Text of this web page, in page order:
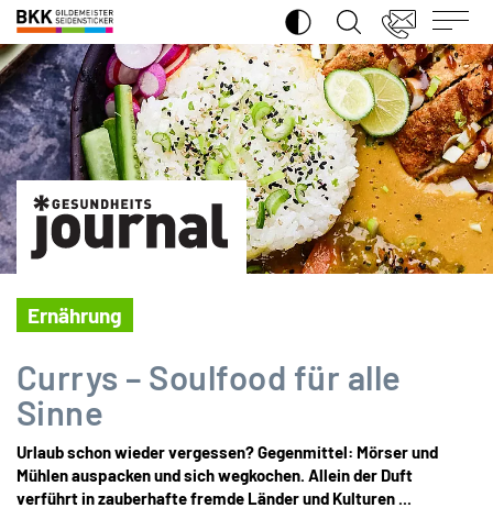
BKK
Gildemeister
Seidensticker
SUCHE ÖFFNEN
Ernährung
Currys – Soulfood für alle
Sinne
Urlaub schon wieder vergessen? Gegenmittel: Mörser und
Mühlen auspacken und sich wegkochen. Allein der Duft
verführt in zauberhafte fremde Länder und Kulturen ...